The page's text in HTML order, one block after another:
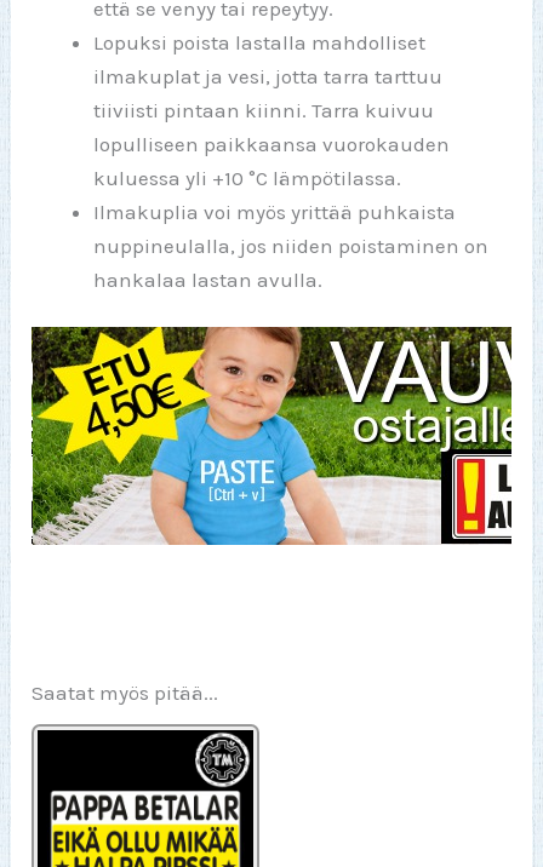
että se venyy tai repeytyy.
Lopuksi poista lastalla mahdolliset
ilmakuplat ja vesi, jotta tarra tarttuu
tiiviisti pintaan kiinni. Tarra kuivuu
lopulliseen paikkaansa vuorokauden
kuluessa yli +10 °C lämpötilassa.
Ilmakuplia voi myös yrittää puhkaista
nuppineulalla, jos niiden poistaminen on
hankalaa lastan avulla.
Saatat myös pitää...